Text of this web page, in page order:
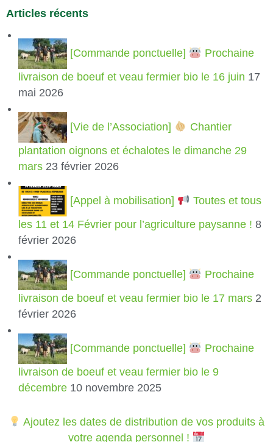
Articles récents
[Commande ponctuelle]
Prochaine
livraison de boeuf et veau fermier bio le 16 juin 17
mai 2026
[Vie de l’Association]
Chantier
plantation oignons et échalotes le dimanche 29
mars 23 février 2026
[Appel à mobilisation]
Toutes et tous
les 11 et 14 Février pour l’agriculture paysanne ! 8
février 2026
[Commande ponctuelle]
Prochaine
livraison de boeuf et veau fermier bio le 17 mars 2
février 2026
[Commande ponctuelle]
Prochaine
livraison de boeuf et veau fermier bio le 9
décembre 10 novembre 2025
Ajoutez les dates de distribution de vos produits à
votre agenda personnel !